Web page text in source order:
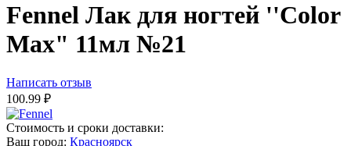
Fennel Лак для ногтей ''Color
Max" 11мл №21
Написать отзыв
100.99 ₽
Стоимость и сроки доставки:
Ваш город: Красноярск